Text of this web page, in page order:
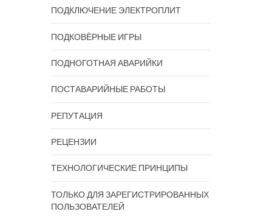
ПОДКЛЮЧЕНИЕ ЭЛЕКТРОПЛИТ
ПОДКОВЁРНЫЕ ИГРЫ
ПОДНОГОТНАЯ АВАРИЙКИ
ПОСТАВАРИЙНЫЕ РАБОТЫ
РЕПУТАЦИЯ
РЕЦЕНЗИИ
ТЕХНОЛОГИЧЕСКИЕ ПРИНЦИПЫ
ТОЛЬКО ДЛЯ ЗАРЕГИСТРИРОВАННЫХ
ПОЛЬЗОВАТЕЛЕЙ